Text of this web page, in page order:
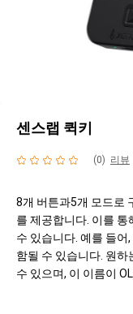
센스랩 퀵키
(0) 리뷰
8개 버튼과5개 모드로
를 제공합니다. 이를
수 있습니다. 예를 들어
함될 수 있습니다. 원
수 있으며, 이 이름이